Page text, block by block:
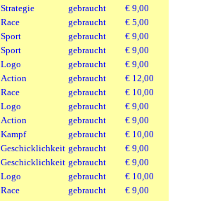
Strategie gebraucht
€ 9,00
Race gebraucht
€ 5,00
Sport gebraucht
€ 9,00
Sport gebraucht
€ 9,00
Logo gebraucht
€ 9,00
Action gebraucht
€ 12,00
Race gebraucht
€ 10,00
Logo gebraucht
€ 9,00
Action gebraucht
€ 9,00
Kampf gebraucht
€ 10,00
Geschicklichkeit gebraucht
€ 9,00
Geschicklichkeit gebraucht
€ 9,00
Logo gebraucht
€ 10,00
Race gebraucht
€ 9,00